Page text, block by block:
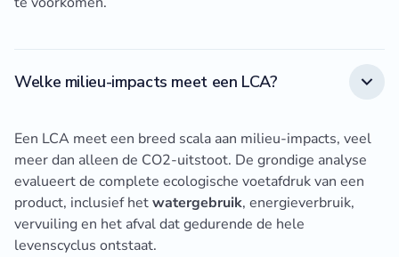
Welke milieu-impacts meet een LCA?
Een LCA meet een breed scala aan milieu-impacts, veel
meer dan alleen de CO2-uitstoot. De grondige analyse
evalueert de complete ecologische voetafdruk van een
product, inclusief hetwatergebruik, energieverbruik,
vervuiling en het afval dat gedurende de hele
levenscyclus ontstaat.